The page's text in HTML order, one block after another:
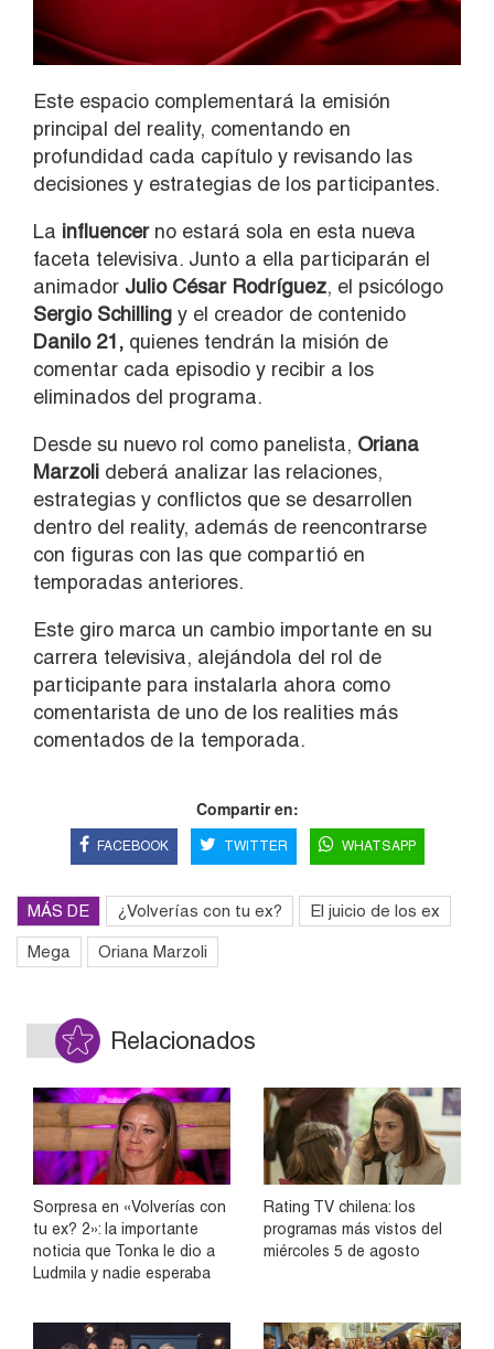
Este espacio complementará la emisión
principal del reality, comentando en
profundidad cada capítulo y revisando las
decisiones y estrategias de los participantes.
La influencerno estará sola en esta nueva
faceta televisiva. Junto a ella participarán el
animador Julio César Rodríguez, el psicólogo
Sergio Schilling y el creador de contenido
Danilo 21, quienes tendrán la misión de
comentar cada episodio y recibir a los
eliminados del programa.
Desde su nuevo rol como panelista, Oriana
Marzoli deberá analizar las relaciones,
estrategias y conflictos que se desarrollen
dentro del reality, además de reencontrarse
con figuras con las que compartió en
temporadas anteriores.
Este giro marca un cambio importante en su
carrera televisiva, alejándola del rol de
participante para instalarla ahora como
comentarista de uno de los realities más
comentados de la temporada.
Compartir en:
FACEBOOK TWITTER WHATSAPP
MÁS DE ¿Volverías con tu ex? El juicio de los ex
Mega Oriana Marzoli
Relacionados
Sorpresa en «Volverías con
tu ex? 2»: la importante
noticia que Tonka le dio a
Ludmila y nadie esperaba
Rating TV chilena: los
programas más vistos del
miércoles 5 de agosto